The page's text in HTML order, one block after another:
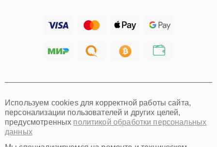
Хабаровск
Омск
Красноярск
Пермь
Ульяновск
Используем cookies для корректной работы сайта,
персонализации пользователей и других целей,
предусмотренных политикой обработки персональных
данных